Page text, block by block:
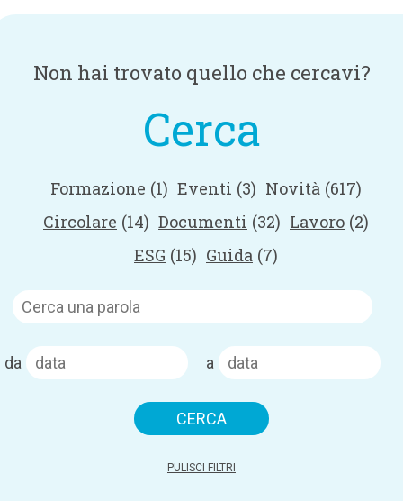
Non hai trovato quello che cercavi?
Cerca
Formazione (1) Eventi (3) Novità (617)
Circolare (14) Documenti (32) Lavoro (2)
ESG (15) Guida (7)
da a
PULISCI FILTRI